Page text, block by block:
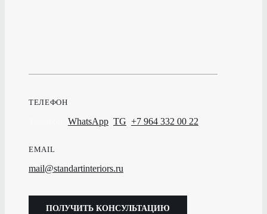
ТЕЛЕФОН
WhatsApp, TG +7 964 332 00 22
EMAIL
mail@standartinteriors.ru
ПОЛУЧИТЬ КОНСУЛЬТАЦИЮ